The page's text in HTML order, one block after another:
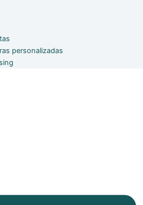
personalizadas